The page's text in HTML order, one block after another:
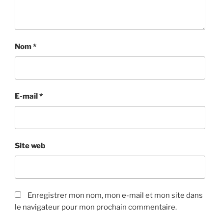
Nom*
E-mail *
Site web
Enregistrer mon nom, mon e-mail et mon site dans
le navigateur pour mon prochain commentaire.